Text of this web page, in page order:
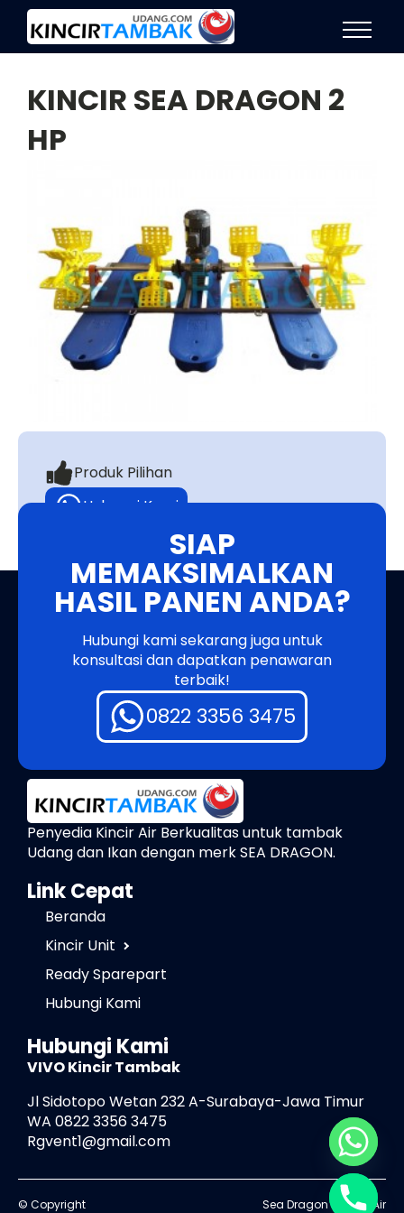
KINCIR SEA DRAGON 2
HP
Produk Pilihan
Hubungi Kami
SIAP
MEMAKSIMALKAN
HASIL PANEN ANDA?
Hubungi kami sekarang juga untuk
konsultasi dan dapatkan penawaran
terbaik!
0822 3356 3475
Penyedia Kincir Air Berkualitas untuk tambak
Udang dan Ikan dengan merk SEA DRAGON.
Link Cepat
Beranda
Kincir Unit
Ready Sparepart
Hubungi Kami
Hubungi Kami
VIVO Kincir Tambak
Jl Sidotopo Wetan 232 A-Surabaya-Jawa Timur
WA 0822 3356 3475
Rgvent1@gmail.com
© Copyright
Sea Dragon - Kincir Air